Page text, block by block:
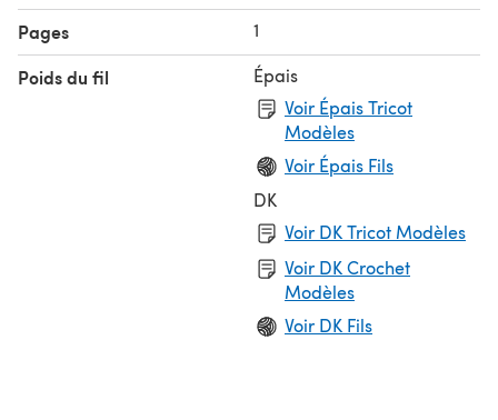
Pages 1
Poids du fil
Épais
Voir Épais Tricot
Modèles
Voir Épais Fils
DK
Voir DK Tricot Modèles
Voir DK Crochet
Modèles
Voir DK Fils